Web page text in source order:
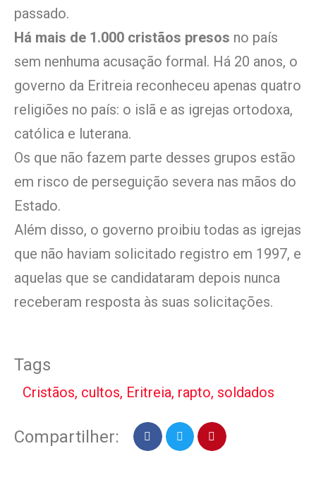
passado.
Há mais de 1.000 cristãos presos no país
sem nenhuma acusação formal. Há 20 anos, o
governo da Eritreia reconheceu apenas quatro
religiões no país: o islã e as igrejas ortodoxa,
católica e luterana.
Os que não fazem parte desses grupos estão
em risco de perseguição severa nas mãos do
Estado.
Além disso, o governo proibiu todas as igrejas
que não haviam solicitado registro em 1997, e
aquelas que se candidataram depois nunca
receberam resposta às suas solicitações.
Tags
Cristãos, cultos, Eritreia, rapto, soldados
Compartilher: